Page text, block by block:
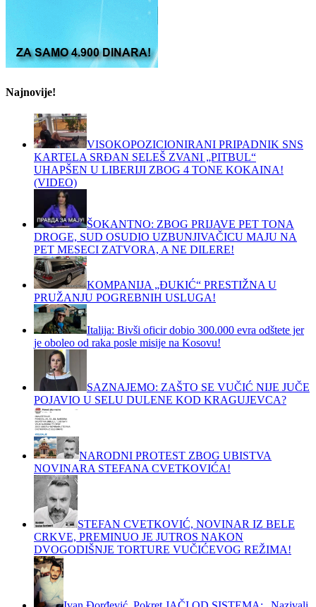
Najnovije!
VISOKOPOZICIONIRANI PRIPADNIK SNS
KARTELA SRĐAN SELEŠ ZVANI „PITBUL“
UHAPŠEN U LIBERIJI ZBOG 4 TONE KOKAINA!
(VIDEO)
ŠOKANTNO: ZBOG PRIJAVE PET TONA
DROGE, SUD OSUDIO UZBUNJIVAČICU MAJU NA
PET MESECI ZATVORA, A NE DILERE!
KOMPANIJA „ĐUKIĆ“ PRESTIŽNA U
PRUŽANJU POGREBNIH USLUGA!
Italija: Bivši oficir dobio 300.000 evra odštete jer
je oboleo od raka posle misije na Kosovu!
SAZNAJEMO: ZAŠTO SE VUČIĆ NIJE JUČE
POJAVIO U SELU DULENE KOD KRAGUJEVCA?
NARODNI PROTEST ZBOG UBISTVA
NOVINARA STEFANA CVETKOVIĆA!
STEFAN CVETKOVIĆ, NOVINAR IZ BELE
CRKVE, PREMINUO JE JUTROS NAKON
DVOGODIŠNJE TORTURE VUČIĆEVOG REŽIMA!